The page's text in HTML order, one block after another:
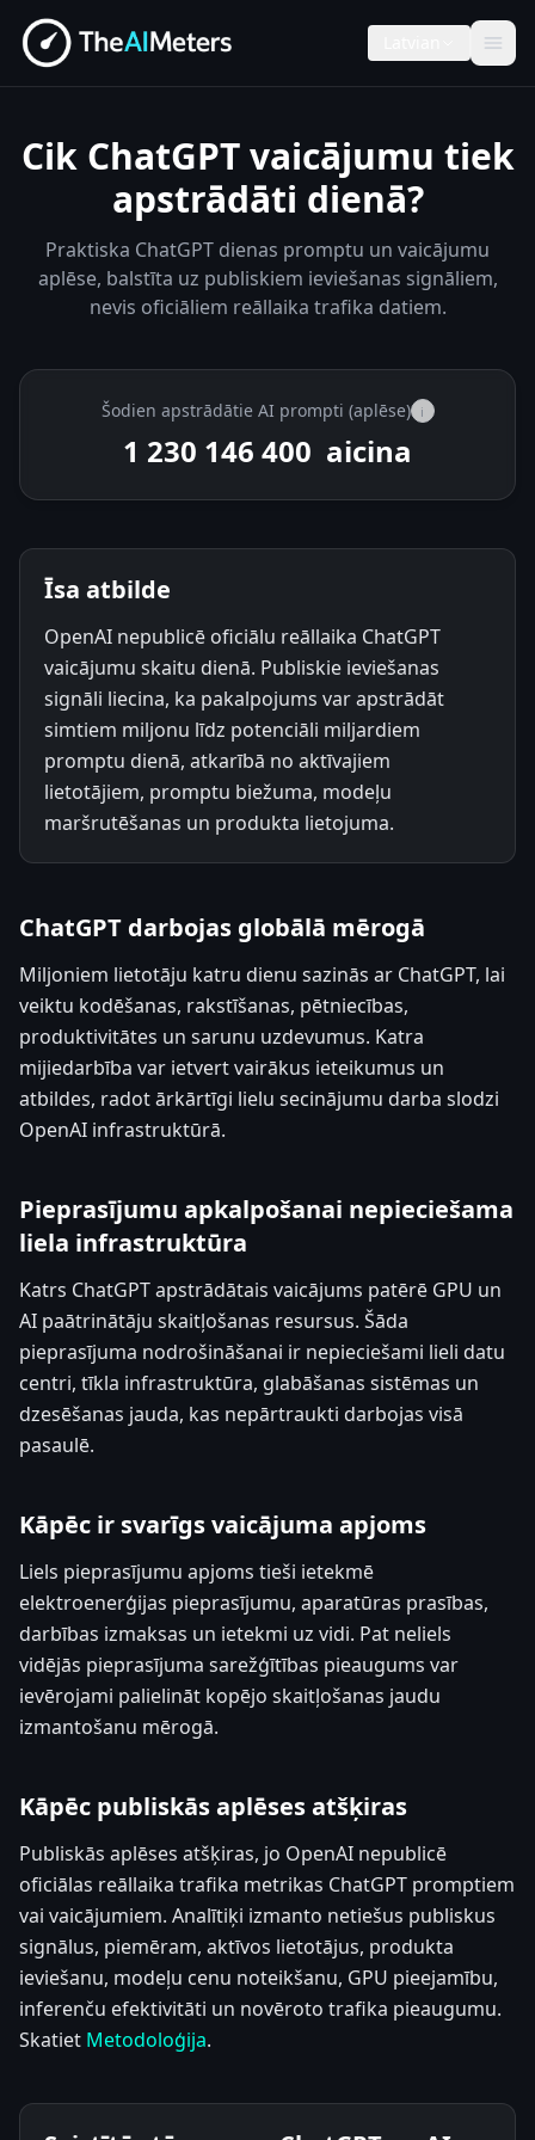
Cik ChatGPT vaicājumu tiek
apstrādāti dienā?
Praktiska ChatGPT dienas promptu un vaicājumu
aplēse, balstīta uz publiskiem ieviešanas signāliem,
nevis oficiāliem reāllaika trafika datiem.
Šodien apstrādātie AI prompti (aplēse) i
1 230 153 900 aicina
Īsa atbilde
OpenAI nepublicē oficiālu reāllaika ChatGPT
vaicājumu skaitu dienā. Publiskie ieviešanas
signāli liecina, ka pakalpojums var apstrādāt
simtiem miljonu līdz potenciāli miljardiem
promptu dienā, atkarībā no aktīvajiem
lietotājiem, promptu biežuma, modeļu
maršrutēšanas un produkta lietojuma.
ChatGPT darbojas globālā mērogā
Miljoniem lietotāju katru dienu sazinās ar ChatGPT, lai
veiktu kodēšanas, rakstīšanas, pētniecības,
produktivitātes un sarunu uzdevumus. Katra
mijiedarbība var ietvert vairākus ieteikumus un
atbildes, radot ārkārtīgi lielu secinājumu darba slodzi
OpenAI infrastruktūrā.
Pieprasījumu apkalpošanai nepieciešama
liela infrastruktūra
Katrs ChatGPT apstrādātais vaicājums patērē GPU un
AI paātrinātāju skaitļošanas resursus. Šāda
pieprasījuma nodrošināšanai ir nepieciešami lieli datu
centri, tīkla infrastruktūra, glabāšanas sistēmas un
dzesēšanas jauda, kas nepārtraukti darbojas visā
pasaulē.
Kāpēc ir svarīgs vaicājuma apjoms
Liels pieprasījumu apjoms tieši ietekmē
elektroenerģijas pieprasījumu, aparatūras prasības,
darbības izmaksas un ietekmi uz vidi. Pat neliels
vidējās pieprasījuma sarežģītības pieaugums var
ievērojami palielināt kopējo skaitļošanas jaudu
izmantošanu mērogā.
Kāpēc publiskās aplēses atšķiras
Publiskās aplēses atšķiras, jo OpenAI nepublicē
oficiālas reāllaika trafika metrikas ChatGPT promptiem
vai vaicājumiem. Analītiķi izmanto netiešus publiskus
signālus, piemēram, aktīvos lietotājus, produkta
ieviešanu, modeļu cenu noteikšanu, GPU pieejamību,
inferenču efektivitāti un novēroto trafika pieaugumu.
Skatiet Metodoloģija.